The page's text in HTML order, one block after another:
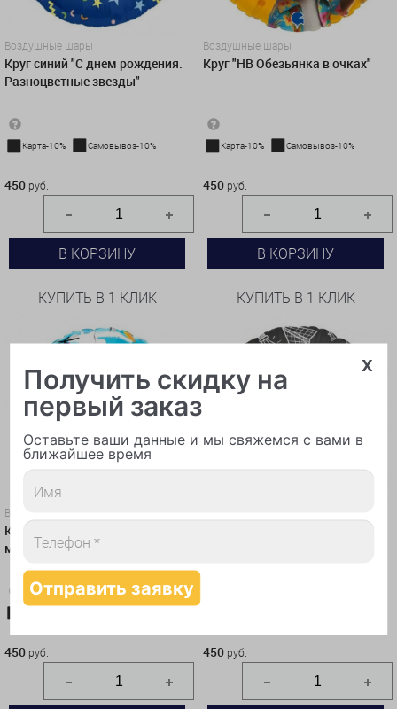
Воздушные шары
Круг синий "С днем рождения.
Разноцветные звезды"
Карта-10% Самовывоз-10%
450 руб.
В КОРЗИНУ
КУПИТЬ В 1 КЛИК
Воздушные шары
Круг "HB Обезьянка в очках"
Карта-10% Самовывоз-10%
450 руб.
В КОРЗИНУ
КУПИТЬ В 1 КЛИК
Воздушные шары
Круг "С днём рождения,
машинки"
450 руб.
450 руб.
450 руб.
450 руб.
x
Получить скидку на
первый заказ
Оставьте ваши данные и мы свяжемся с вами в
ближайшее время